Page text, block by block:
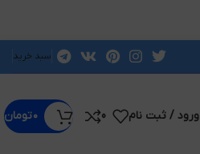
سبد خرید
ورود / ثبت نام 0 ۰تومان